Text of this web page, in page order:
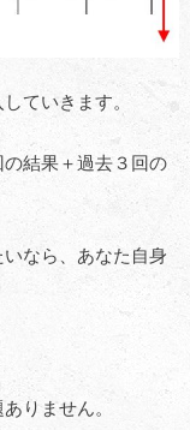
ていきます。
結果＋過去３回の
なら、あなた自身
りません。